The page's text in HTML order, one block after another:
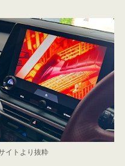
イトより抜粋